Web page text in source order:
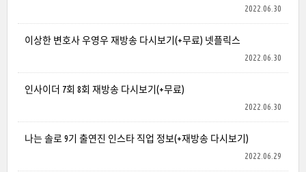
2022.06.30
이상한 변호사 우영우 재방송 다시보기(+무료) 넷플릭스
2022.06.30
인사이더 7회 8회 재방송 다시보기(+무료)
2022.06.30
나는 솔로 9기 출연진 인스타 직업 정보(+재방송 다시보기)
2022.06.29